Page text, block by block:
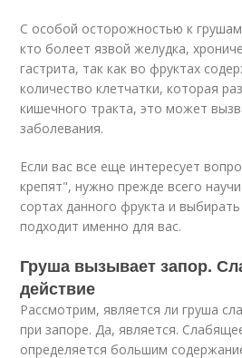
С особой осторожностью к
кто болеет язвой желудка,
гастрита, так как во фруктах
количество клетчатки, которая
кишечного тракта, это может
заболевания.
Если вас все еще интересует
крепят", нужно прежде всего
сортах данного фрукта и
подходит именно для вас.
Груша вызывает запор.
действие
Рассмотрим, является ли груша
при запоре. Да, является.
определяется большим